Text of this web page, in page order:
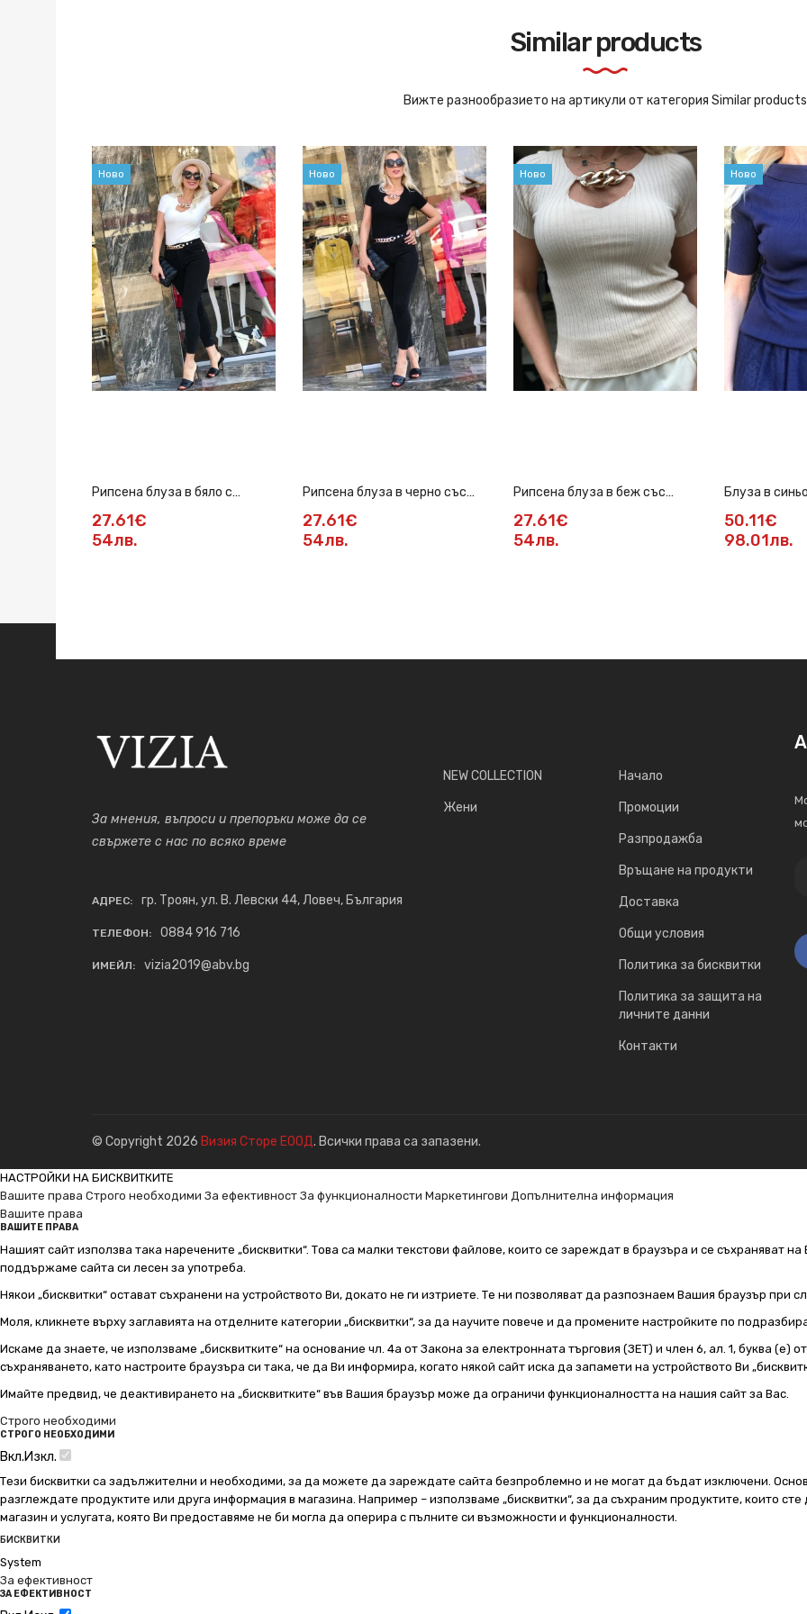
Similar products
Вижте разнообразието на артикули от категория Similar products
Ново
Рипсена блуза в бяло с
златна верижка
27.61€
54лв.
Ново
Рипсена блуза в черно със
златна верижка
27.61€
54лв.
Ново
Рипсена блуза в беж със
златиста верижка
27.61€
54лв.
Ново
Блуза в
деколте
50.11€
98.01лв.
За мнения, въпроси и препоръки може да се
свържете с нас по всяко време
АДРЕС: гр. Троян, ул. В. Левски 44, Ловеч, България
ТЕЛЕФОН: 0884 916 716
ИМЕЙЛ: vizia2019@abv.bg
NEW COLLECTION
Жени
Начало
Промоции
Разпродажба
Връщане на продукти
Доставка
Общи условия
Политика за бисквитки
Политика за защита на
личните данни
Контакти
© Copyright 2026 Визия Сторе ЕООД. Всички права са запазени.
НАСТРОЙКИ НА БИСКВИТКИТЕ
Вашите права Строго необходими За ефективност За функционалности Маркетингови Допълнителна информация
Вашите права
ВАШИТЕ ПРАВА
Нашият сайт използва така наречените „бисквитки“. Това са малки текстови файлове, които се зареждат в браузъра и се съхраняват
поддържаме сайта си лесен за употреба.
Някои „бисквитки“ остават съхранени на устройството Ви, докато не ги изтриете. Те ни позволяват да разпознаем Вашия браузър при
Моля, кликнете върху заглавията на отделните категории „бисквитки“, за да научите повече и да промените настройките по
Искаме да знаете, че използваме „бисквитките“ на основание чл. 4а от Закона за електронната търговия (ЗЕТ) и член 6, ал. 1, буква (е)
съхраняването, като настроите браузъра си така, че да Ви информира, когато някой сайт иска да запамети на устройството Ви
Имайте предвид, че деактивирането на „бисквитките“ във Вашия браузър може да ограничи функционалността на нашия сайт за Вас.
Строго необходими
СТРОГО НЕОБХОДИМИ
Вкл.Изкл.
Тези бисквитки са задължителни и необходими, за да можете да зареждате сайта безпроблемно и не могат да бъдат изключени.
разглеждате продуктите или друга информация в магазина. Например – използваме „бисквитки“, за да съхраним продуктите, които
магазин и услугата, която Ви предоставяме не би могла да оперира с пълните си възможности и функционалности.
БИСКВИТКИ
System
За ефективност
ЗА ЕФЕКТИВНОСТ